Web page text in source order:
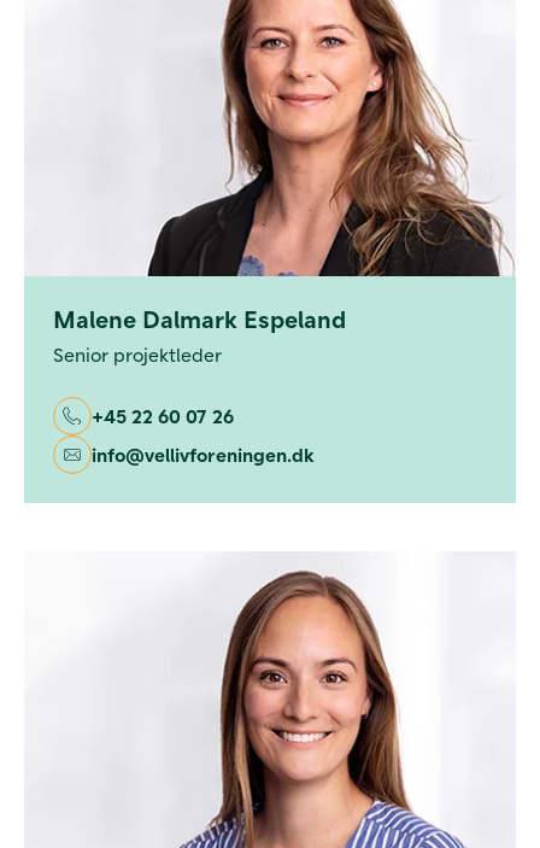
Malene Dalmark Espeland
Senior projektleder
+45 22 60 07 26
info@vellivforeningen.dk